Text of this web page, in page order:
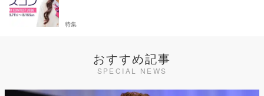
特集
おすすめ記事
SPECIAL NEWS